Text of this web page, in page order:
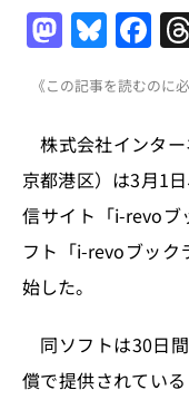
M
a
st
o
d
o
n
Bl
u
e
s
k
y
F
a
c
e
b
o
o
《この記事を読むのに
株式会社インタ
京都港区）は3月1
信サイト「i-revoブ
フト「i-revoブック
始した。
同ソフトは30日
償で提供されてい